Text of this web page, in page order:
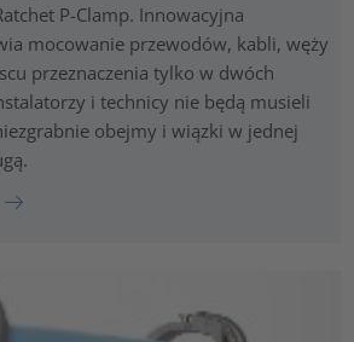
P-Clamp. Innowacyjna
mocowanie przewodów, kabli, węży
przeznaczenia tylko w dwóch
i technicy nie będą musieli
obejmy i wiązki w jednej